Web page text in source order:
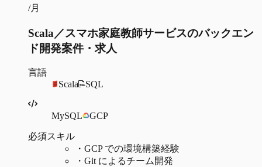
/月
Scala／スマホ家庭教師サービスのバックエン
ド開発案件・求人
言語
Scala
SQL
MySQL GCP
必須スキル
・ GCP での環境構築経験
・ Git によるチーム開発